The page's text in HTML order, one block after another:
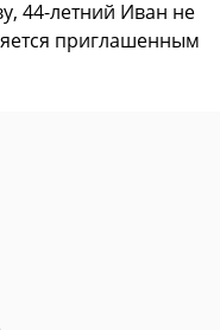
44-летний Иван не
приглашенным